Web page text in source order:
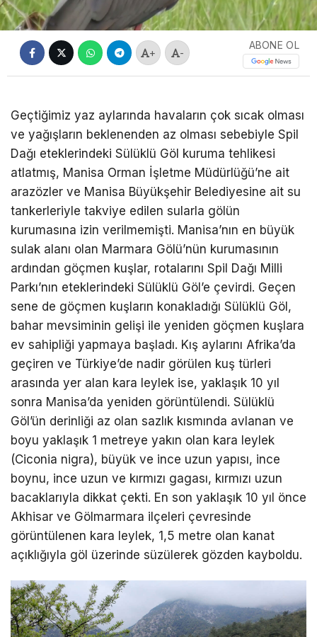
+ -
ABONE OL
Geçtiğimiz yaz aylarında havaların çok sıcak olması
ve yağışların beklenenden az olması sebebiyle Spil
Dağı eteklerindeki Sülüklü Göl kuruma tehlikesi
atlatmış, Manisa Orman İşletme Müdürlüğü’ne ait
arazözler ve Manisa Büyükşehir Belediyesine ait su
tankerleriyle takviye edilen sularla gölün
kurumasına izin verilmemişti. Manisa’nın en büyük
sulak alanı olan Marmara Gölü’nün kurumasının
ardından göçmen kuşlar, rotalarını Spil Dağı Milli
Parkı’nın eteklerindeki Sülüklü Göl’e çevirdi. Geçen
sene de göçmen kuşların konakladığı Sülüklü Göl,
bahar mevsiminin gelişi ile yeniden göçmen kuşlara
ev sahipliği yapmaya başladı. Kış aylarını Afrika’da
geçiren ve Türkiye’de nadir görülen kuş türleri
arasında yer alan kara leylek ise, yaklaşık 10 yıl
sonra Manisa’da yeniden görüntülendi. Sülüklü
Göl’ün derinliği az olan sazlık kısmında avlanan ve
boyu yaklaşık 1 metreye yakın olan kara leylek
(Ciconia nigra), büyük ve ince uzun yapısı, ince
boynu, ince uzun ve kırmızı gagası, kırmızı uzun
bacaklarıyla dikkat çekti. En son yaklaşık 10 yıl önce
Akhisar ve Gölmarmara ilçeleri çevresinde
görüntülenen kara leylek, 1,5 metre olan kanat
açıklığıyla göl üzerinde süzülerek gözden kayboldu.